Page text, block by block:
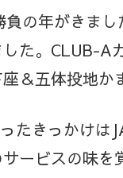
の年がきま
た。CLUB-A
＆五体投地か
たきっかけ
ービスの味